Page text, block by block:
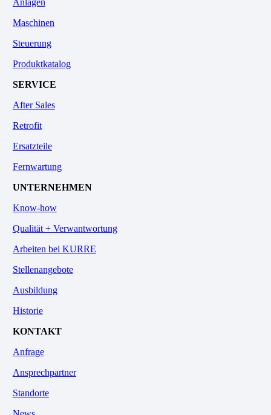
Anlagen
Maschinen
Steuerung
Produktkatalog
SERVICE
After Sales
Retrofit
Ersatzteile
Fernwartung
UNTERNEHMEN
Know-how
Qualität + Verwantwortung
Arbeiten bei KURRE
Stellenangebote
Ausbildung
Historie
KONTAKT
Anfrage
Ansprechpartner
Standorte